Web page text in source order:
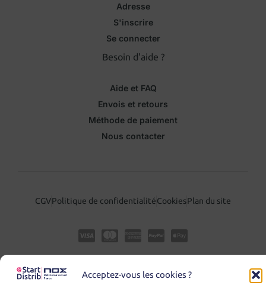
Acceptez-vous les cookies ?
Adresse
S'inscrire
Se connecter
Besoin d'aide ?
Aide et FAQ
Envois et retours
Méthode de paiement
Nous contacter
CGVPolitique de confidentialitéCookiesPlan du site